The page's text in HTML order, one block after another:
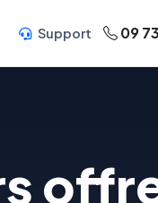
Support 09